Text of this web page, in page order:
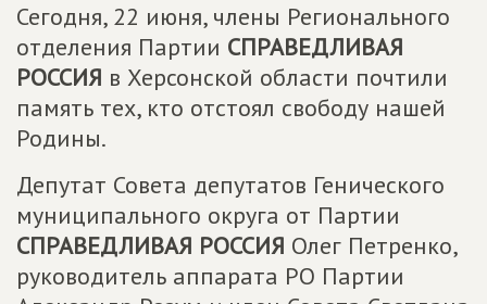
Сегодня, 22 июня, члены Регионального
отделения Партии СПРАВЕДЛИВАЯ
РОССИЯ в Херсонской области почтили
память тех, кто отстоял свободу нашей
Родины.
Депутат Совета депутатов Генического
муниципального округа от Партии
СПРАВЕДЛИВАЯ РОССИЯ Олег Петренко,
руководитель аппарата РО Партии